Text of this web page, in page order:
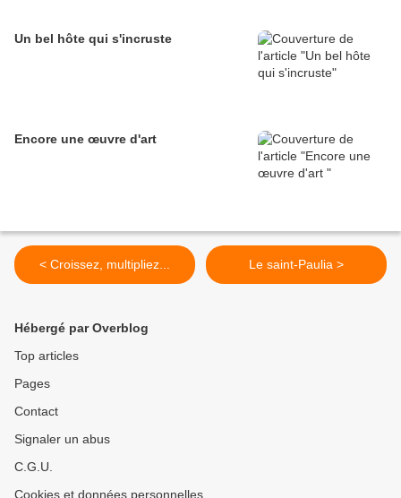
Un bel hôte qui s'incruste
Encore une œuvre d'art
< Croissez, multipliez... Le saint-Paulia >
Hébergé par Overblog
Top articles
Pages
Contact
Signaler un abus
C.G.U.
Cookies et données personnelles